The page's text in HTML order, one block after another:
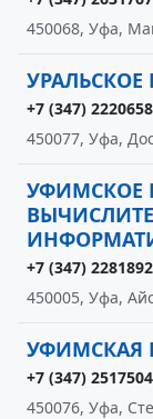
450068, Уфа,
+7 (347) 2220658
450077, Уфа,
УФИМСКОЕ
+7 (347) 2281892
450005, Уфа,
УФИМСКАЯ
+7 (347) 2517504
450076, Уфа,